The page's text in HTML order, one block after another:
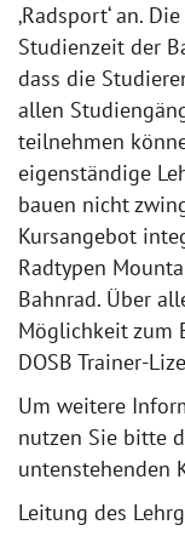
‚Radsport‘ an.
Studienzeit der
dass die
allen
teilnehmen
eigenständige
bauen nicht
Kursangebot
Radtypen
Bahnrad. Über
Möglichkeit zum
DOSB Trainer-
Um weitere
nutzen Sie bitte
untenstehenden
Leitung des